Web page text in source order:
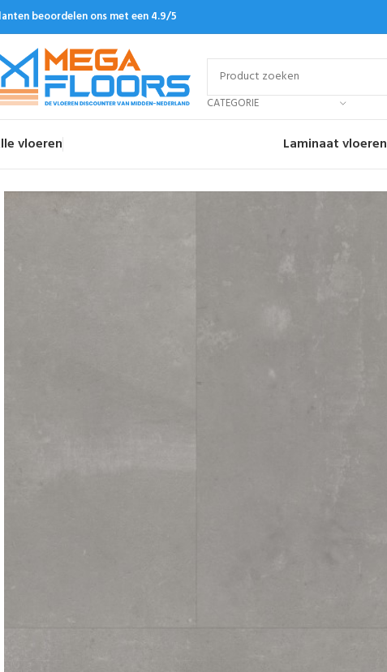
beoordelen ons met een 4.9/5
CATEGORIE
vloeren Laminaat vloeren